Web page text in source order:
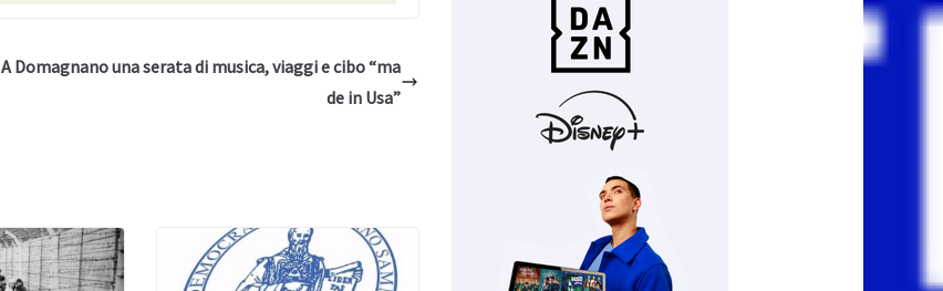
A Domagnano una serata di musica, viaggi e cibo “ma
de in Usa”